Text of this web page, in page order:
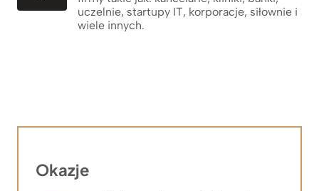
uczelnie, startupy IT, korporacje, siłownie i
wiele innych.
Okazje